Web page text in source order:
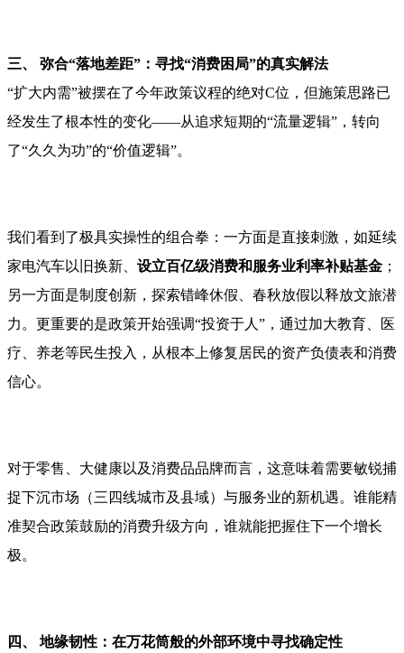
三、 弥合“落地差距”：寻找“消费困局”的真实解法
“扩大内需”被摆在了今年政策议程的绝对C位，但施策思路已
经发生了根本性的变化——从追求短期的“流量逻辑”，转向
了“久久为功”的“价值逻辑”。
我们看到了极具实操性的组合拳：一方面是直接刺激，如延续
家电汽车以旧换新、 设立百亿级消费和服务业利率补贴基金 ；
另一方面是制度创新，探索错峰休假、春秋放假以释放文旅潜
力。更重要的是政策开始强调“投资于人”，通过加大教育、医
疗、养老等民生投入，从根本上修复居民的资产负债表和消费
信心。
对于零售、大健康以及消费品品牌而言，这意味着需要敏锐捕
捉下沉市场（三四线城市及县域）与服务业的新机遇。谁能精
准契合政策鼓励的消费升级方向，谁就能把握住下一个增长
极。
四、 地缘韧性：在万花筒般的外部环境中寻找确定性